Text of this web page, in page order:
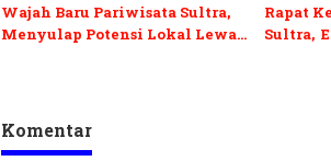
Wajah Baru Pariwisata Sultra,
Menyulap Potensi Lokal Lewat
Rapat
Sultra,
Komentar